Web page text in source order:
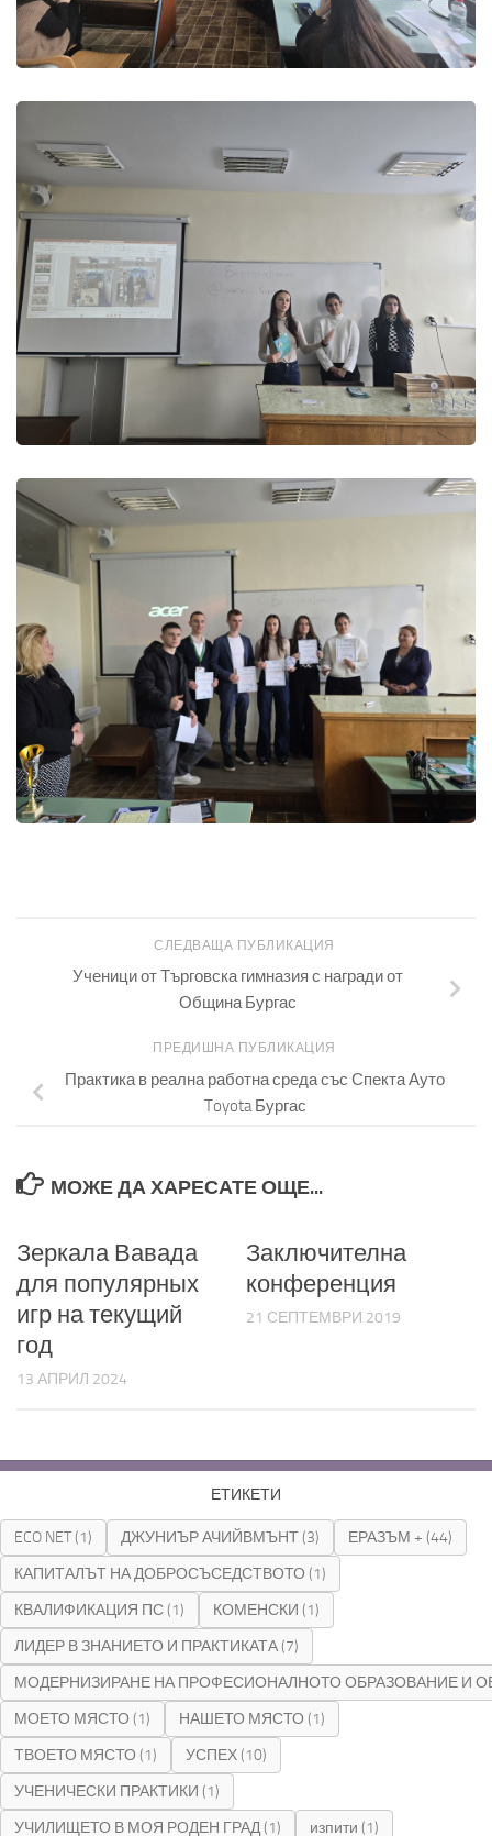
СЛЕДВАЩА ПУБЛИКАЦИЯ
Ученици от Търговска гимназия с награди от
Община Бургас
ПРЕДИШНА ПУБЛИКАЦИЯ
Практика в реална работна среда със Спекта Ауто
Toyota Бургас
МОЖЕ ДА ХАРЕСАТЕ ОЩЕ...
Зеркала Вавада
для популярных
игр на текущий
год
13 АПРИЛ 2024
Заключителна
конференция
21 СЕПТЕМВРИ 2019
ЕТИКЕТИ
ECO NET(1) ДЖУНИЪР АЧИЙВМЪНТ(3) ЕРАЗЪМ + (44)
КАПИТАЛЪТ НА ДОБРОСЪСЕДСТВОТО (1)
КВАЛИФИКАЦИЯ ПС(1) КОМЕНСКИ (1)
ЛИДЕР В ЗНАНИЕТО И ПРАКТИКАТА(7)
МОДЕРНИЗИРАНЕ НА ПРОФЕСИОНАЛНОТО ОБРАЗОВАНИЕ И
МОЕТО МЯСТО (1) НАШЕТО МЯСТО (1)
ТВОЕТО МЯСТО (1) УСПЕХ(10)
УЧЕНИЧЕСКИ ПРАКТИКИ (1)
УЧИЛИЩЕТО В МОЯ РОДЕН ГРАД(1) изпити (1)